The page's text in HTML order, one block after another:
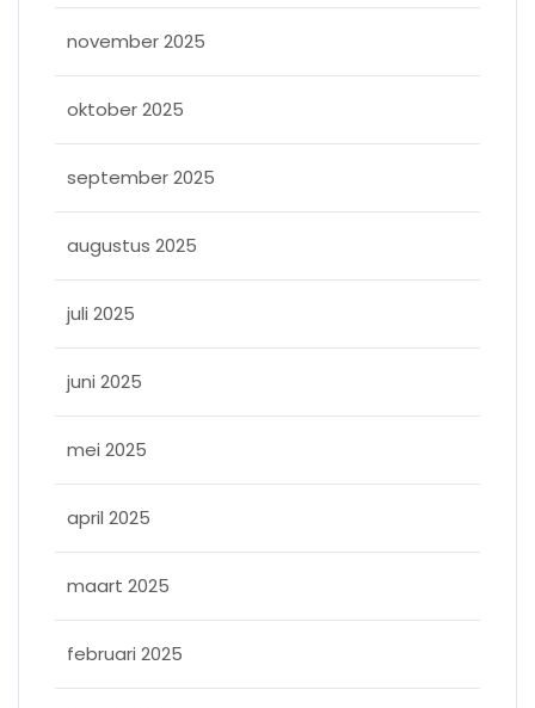
november 2025
oktober 2025
september 2025
augustus 2025
juli 2025
juni 2025
mei 2025
april 2025
maart 2025
februari 2025